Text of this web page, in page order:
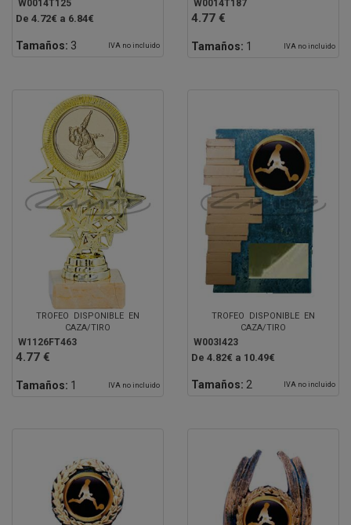
W0014T125
De 4.72€ a 6.84€
Tamaños: 3 IVA no incluido
W0014T187
4.77 €
Tamaños: 1 IVA no incluido
TROFEO DISPONIBLE EN
CAZA/TIRO
W1126FT463
4.77 €
Tamaños: 1 IVA no incluido
TROFEO DISPONIBLE EN
CAZA/TIRO
W003I423
De 4.82€ a 10.49€
Tamaños: 2 IVA no incluido